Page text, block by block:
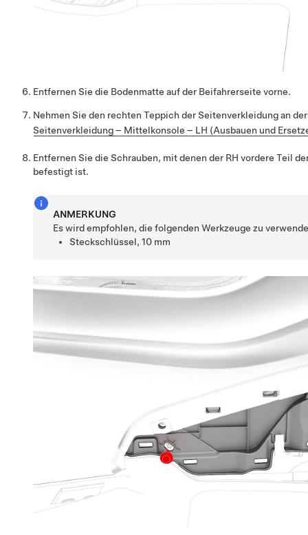
Entfernen Sie die Bodenmatte auf der Beifahrerseite vorne.
Nehmen Sie den rechten Teppich der Seitenverkleidung an
Seitenverkleidung – Mittelkonsole – LH (Ausbauen und
Entfernen Sie die Schrauben, mit denen der RH vordere Teil
befestigt ist.
ANMERKUNG
Es wird empfohlen, die folgenden Werkzeuge zu
Steckschlüssel, 10 mm